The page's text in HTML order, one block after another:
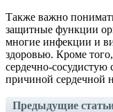
Также важно
защитные функции
многие инфекции и
здоровью. Кроме
сердечно-сосудистую
причиной сердечной
Предыдущие